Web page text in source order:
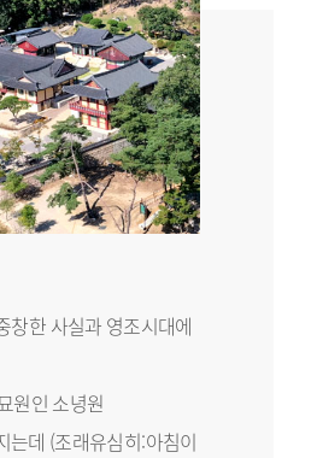
창한 사실과 영조시대에
원인 소녕원
는데 (조래유심히:아침이